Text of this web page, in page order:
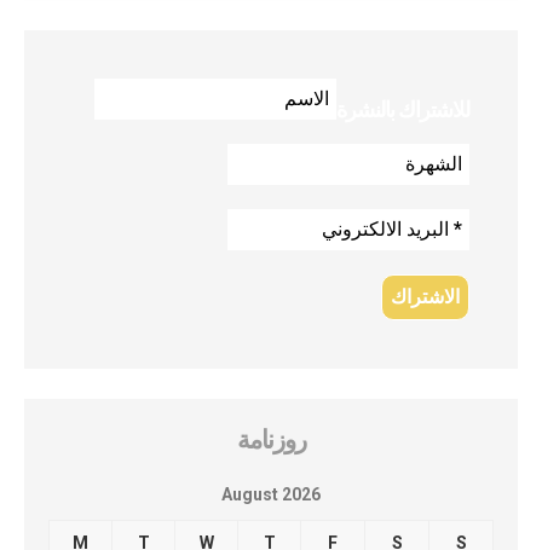
روزنامة
August 2026
M T W T F S S